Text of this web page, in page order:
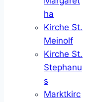
ha
Kirche St.
Meinolf
Kirche St.
Stephanu
s
Marktkirc